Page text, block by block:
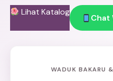
Lihat Katalog
Chat
WADUK BAKARU